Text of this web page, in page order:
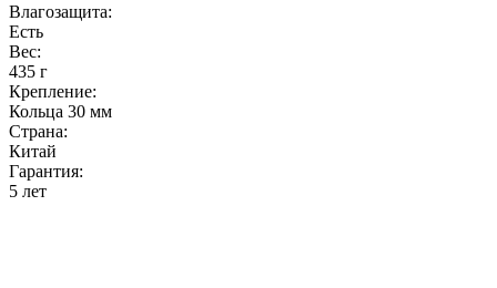
Влагозащита:
Есть
Вес:
435 г
Крепление:
Кольца 30 мм
Страна:
Китай
Гарантия:
5 лет